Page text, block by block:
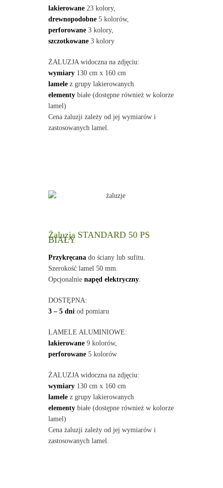
lakierowane23 kolory,
drewnopodobne5 kolorów,
perforowane3 kolory,
szczotkowane3 kolory
ŻALUZJA widoczna na zdjęciu:
wymiary130 cm x 160 cm
lamelez grupy lakierowanych
elementybiałe (dostępne również w kolorze
lamel)
Cena żaluzji zależy od jej wymiarów i
zastosowanych lamel.
Żaluzja STANDARD 50 PS
BIAŁY
Przykręcanado ściany lub sufitu.
Szerokość lamel 50 mm.
Opcjonalnie napęd elektryczny.
DOSTĘPNA:
3 – 5 dni od pomiaru
LAMELE ALUMINIOWE:
lakierowane9 kolorów,
perforowane5 kolorów
ŻALUZJA widoczna na zdjęciu:
wymiary130 cm x 160 cm
lamelez grupy lakierowanych
elementybiałe (dostępne również w kolorze
lamel)
Cena żaluzji zależy od jej wymiarów i
zastosowanych lamel.